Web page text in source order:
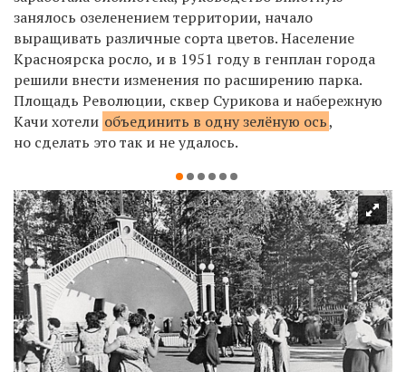
занялось озеленением территории, начало
выращивать различные сорта цветов. Население
Красноярска росло, и в 1951 году в генплан города
решили внести изменения по расширению парка.
Площадь Революции, сквер Сурикова и набережную
Качи хотели объединить в одну зелёную ось,
но сделать это так и не удалось.